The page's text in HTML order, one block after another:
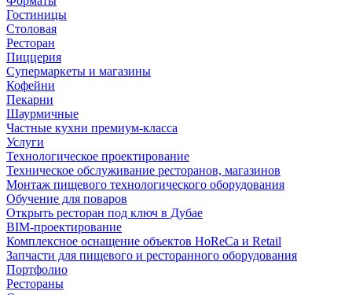
Гостиницы
Столовая
Ресторан
Пиццерия
Супермаркеты и магазины
Кофейни
Пекарни
Шаурмичные
Частные кухни премиум-класса
Услуги
Технологическое проектирование
Техническое обслуживание ресторанов, магазинов
Монтаж пищевого технологического оборудования
Обучение для поваров
Открыть ресторан под ключ в Дубае
BIM-проектирование
Комплексное оснащение объектов HoReCa и Retail
Запчасти для пищевого и ресторанного оборудования
Портфолио
Рестораны